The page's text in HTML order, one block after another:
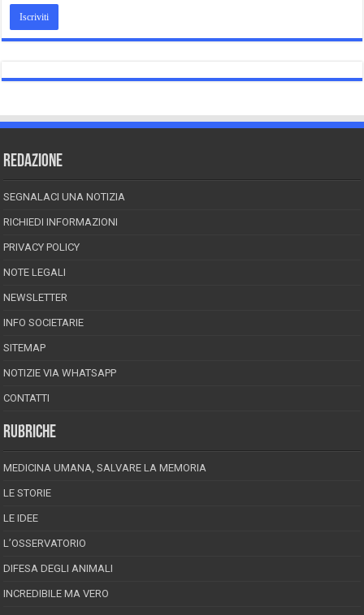
REDAZIONE
SEGNALACI UNA NOTIZIA
RICHIEDI INFORMAZIONI
PRIVACY POLICY
NOTE LEGALI
NEWSLETTER
INFO SOCIETARIE
SITEMAP
NOTIZIE VIA WHATSAPP
CONTATTI
RUBRICHE
MEDICINA UMANA, SALVARE LA MEMORIA
LE STORIE
LE IDEE
L’OSSERVATORIO
DIFESA DEGLI ANIMALI
INCREDIBILE MA VERO